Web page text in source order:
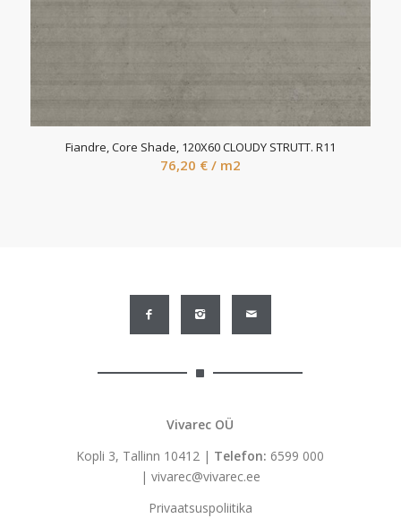
Fiandre, Core Shade, 120X60 CLOUDY STRUTT. R11
76,20 € / m2
Vivarec OÜ
Kopli 3, Tallinn 10412 | Telefon: 6599 000
| vivarec@vivarec.ee
Privaatsuspoliitika